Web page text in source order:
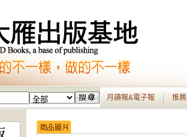
月讀報&電子報 推